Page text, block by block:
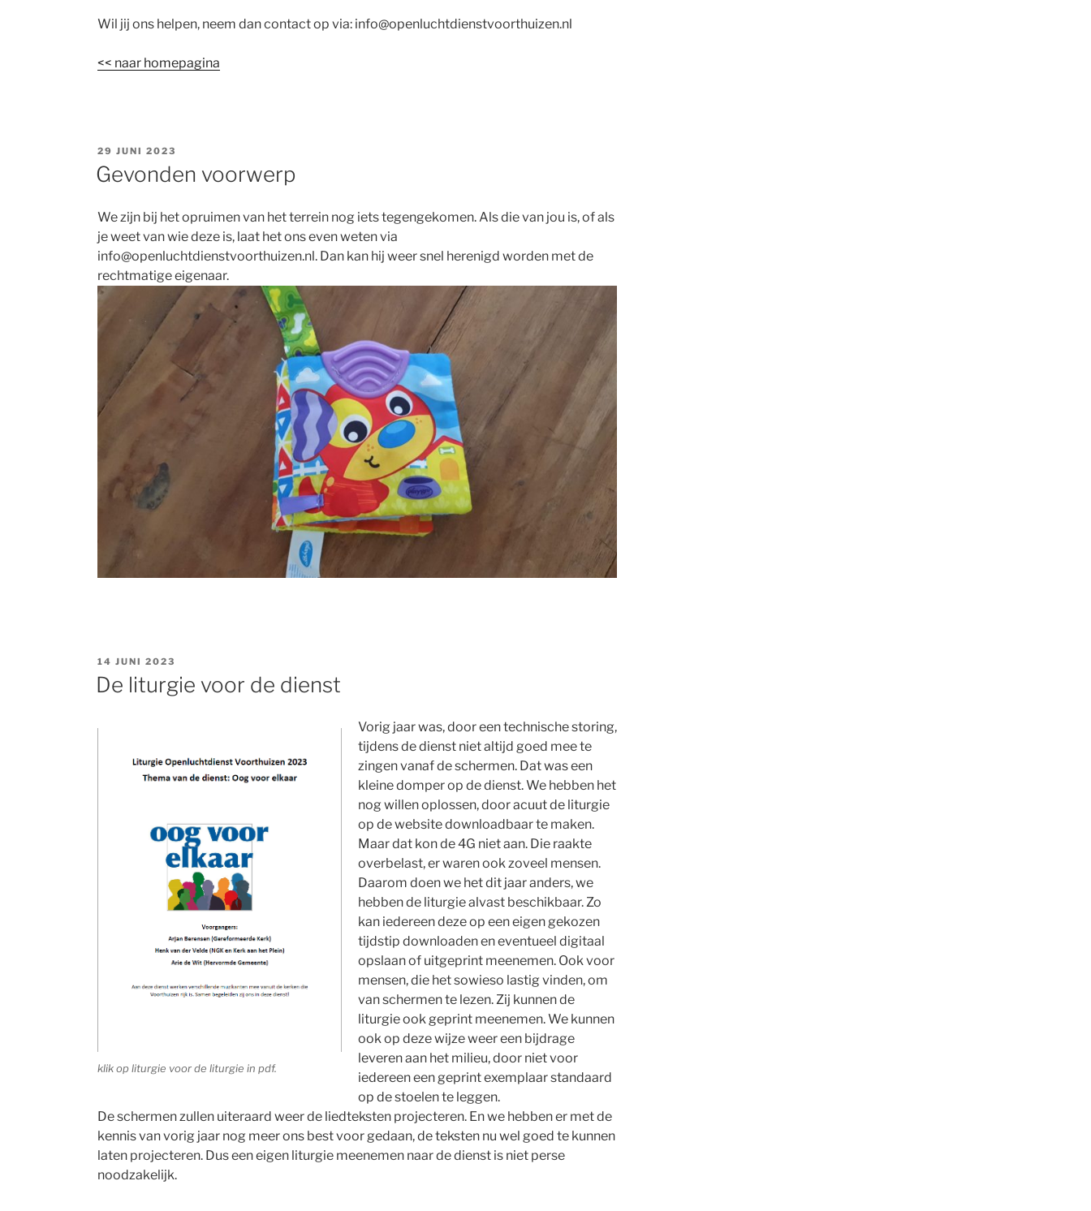
Wil jij ons helpen, neem dan contact op via: info@openluchtdienstvoorthuizen.nl
<< naar homepagina
GEPLAATST
OP
29 JUNI 2023
Gevonden voorwerp
We zijn bij het opruimen van het terrein nog iets tegengekomen. Als die van jou is, of als
je weet van wie deze is, laat het ons even weten via
info@openluchtdienstvoorthuizen.nl. Dan kan hij weer snel herenigd worden met de
rechtmatige eigenaar.
GEPLAATST
14 JUNI 2023
De liturgie voor de dienst
klik op liturgie voor de liturgie in pdf.
Vorig jaar was, door een technische storing,
tijdens de dienst niet altijd goed mee te
zingen vanaf de schermen. Dat was een
kleine domper op de dienst. We hebben het
nog willen oplossen, door acuut de liturgie
op de website downloadbaar te maken.
Maar dat kon de 4G niet aan. Die raakte
overbelast, er waren ook zoveel mensen.
Daarom doen we het dit jaar anders, we
hebben de liturgie alvast beschikbaar. Zo
kan iedereen deze op een eigen gekozen
tijdstip downloaden en eventueel digitaal
opslaan of uitgeprint meenemen. Ook voor
mensen, die het sowieso lastig vinden, om
van schermen te lezen. Zij kunnen de
liturgie ook geprint meenemen. We kunnen
ook op deze wijze weer een bijdrage
leveren aan het milieu, door niet voor
iedereen een geprint exemplaar standaard
op de stoelen te leggen.
De schermen zullen uiteraard weer de liedteksten projecteren. En we hebben er met de
kennis van vorig jaar nog meer ons best voor gedaan, de teksten nu wel goed te kunnen
laten projecteren. Dus een eigen liturgie meenemen naar de dienst is niet perse
noodzakelijk.